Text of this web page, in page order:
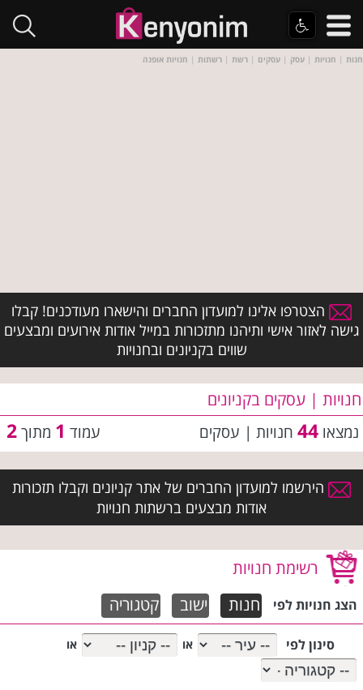
חנות | חנויות | עסק | עסקים | רשת | רשתות | חנויות אופנה
הצטרפו אלינו למועדון החברים והישארו מעודכנים! קבלו
גישה לאזור אישי ותיהנו מתזכורות במייל אודות אירועים ומבצעים
שווים בקניונים ובחנויות
חנויות | עסקים בקניונים
עמוד 1 מתוך2 נמצאו 44 חנויות | עסקים
הירשמו למועדון החברים של אתר קניונים וקבלו תזכורות
אודות מבצעים ברשתות חנויות
רשימת חנויות
הצג חנויות לפי חנות ישוב קטגוריה
סינון לפי או או